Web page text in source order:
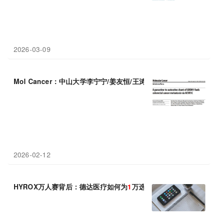
2026-03-09
Mol Cancer：中山大学李宁宁/姜友恒/王涛发现GREM1的旁分泌-
2026-02-12
HYROX万人赛背后：德达医疗如何为1万选手守住最后一道防线